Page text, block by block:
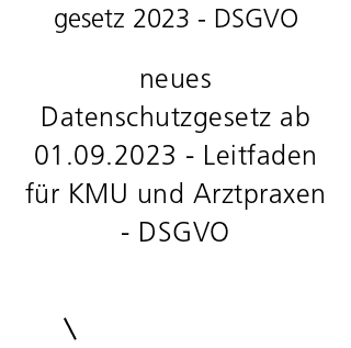
gesetz 2023 - DSGVO
neues
Datenschutzgesetz ab
01.09.2023 - Leitfaden
für KMU und Arztpraxen
- DSGVO